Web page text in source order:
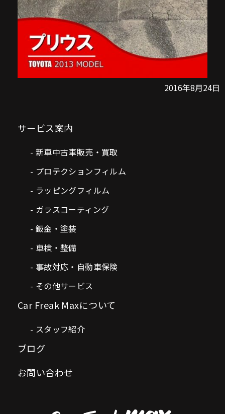
2016年8月24日
サービス案内
新車中古車販売・買取
プロテクションフィルム
ラッピングフィルム
ガラスコーティング
鈑金・塗装
車検・整備
事故対応・自動車保険
その他サービス
Car Freak Maxについて
スタッフ紹介
ブログ
お問い合わせ